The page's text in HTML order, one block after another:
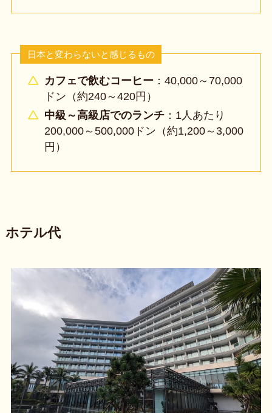
日本と変わらないと感じるもの
カフェで飲むコーヒー：40,000～70,000
ドン（約240～420円）
中級～高級店でのランチ：1人あたり
200,000～500,000ドン（約1,200～3,000
円）
ホテル代